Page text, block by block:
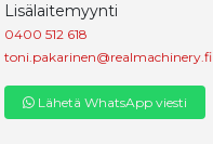
Lisälaitemyynti
0400 512 618
toni.pakarinen@realmachinery.fi
Lähetä WhatsApp viesti